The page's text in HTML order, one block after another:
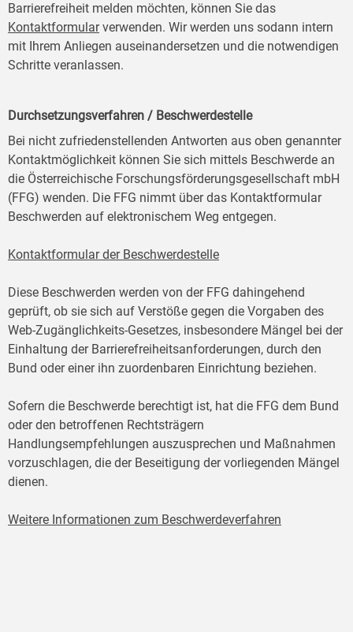
Barrierefreiheit melden möchten, können Sie das
Kontaktformularverwenden. Wir werden uns sodann intern
mit Ihrem Anliegen auseinandersetzen und die notwendigen
Schritte veranlassen.
Durchsetzungsverfahren / Beschwerdestelle
Bei nicht zufriedenstellenden Antworten aus oben genannter
Kontaktmöglichkeit können Sie sich mittels Beschwerde an
die Österreichische Forschungsförderungsgesellschaft mbH
(FFG) wenden. Die FFG nimmt über das Kontaktformular
Beschwerden auf elektronischem Weg entgegen.
Kontaktformular der Beschwerdestelle
Diese Beschwerden werden von der FFG dahingehend
geprüft, ob sie sich auf Verstöße gegen die Vorgaben des
Web-Zugänglichkeits-Gesetzes, insbesondere Mängel bei der
Einhaltung der Barrierefreiheitsanforderungen, durch den
Bund oder einer ihn zuordenbaren Einrichtung beziehen.
Sofern die Beschwerde berechtigt ist, hat die FFG dem Bund
oder den betroffenen Rechtsträgern
Handlungsempfehlungen auszusprechen und Maßnahmen
vorzuschlagen, die der Beseitigung der vorliegenden Mängel
dienen.
Weitere Informationen zum Beschwerdeverfahren